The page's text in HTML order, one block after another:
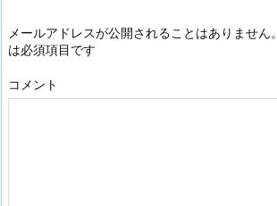
メールアドレスが公開されることはありません。
は必須項目です
コメント